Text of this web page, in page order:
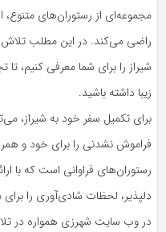
مجموعه‌ای از رستوران‌های متنوع،
راضی می‌کند. در این مطلب تلاش
شیراز را برای شما معرفی کنیم،
زیبا داشته باشید.
برای تکمیل سفر خود به شیراز،
فراموش نشدنی را برای خود و
رستوران‌های فراوانی است که با
دلپذیر، لحظات شادی‌آوری را
در وب سایت شهرزی همواره در